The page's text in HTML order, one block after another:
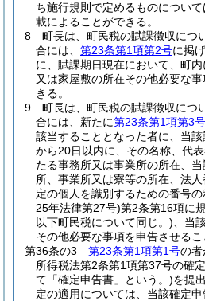
ち施行規則で定めるものについ
載によることができる。
8
町長は、町民税の賦課徴収につ
合には、 第23条第1項第2号に掲
に、賦課期日現在において、町
又は家屋敷の所在その他必要な
きる。
9
町長は、町民税の賦課徴収につ
合には、新たに第23条第1項第3号
該当することとなった者に、当
から20日以内に、その名称、代
たる事務所又は事業所の所在、
所、事業所又は寮等の所在、法
定の個人を識別するための番号
25年法律第27号)第2条第16項に
以下町民税について同じ。) 、当
その他必要な事項を申告させるこ
第36条の3
第23条第1項第1号の者
所得税法第2条第1項第37号の確
て「確定申告書」という。)を提
定の適用については、当該確定